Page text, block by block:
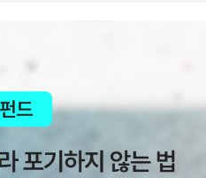
부터 설계과정과 공간 분석까
사와 이론, 비평가의 시각을 겸
잇는 공간적 맥락과 함께 문화